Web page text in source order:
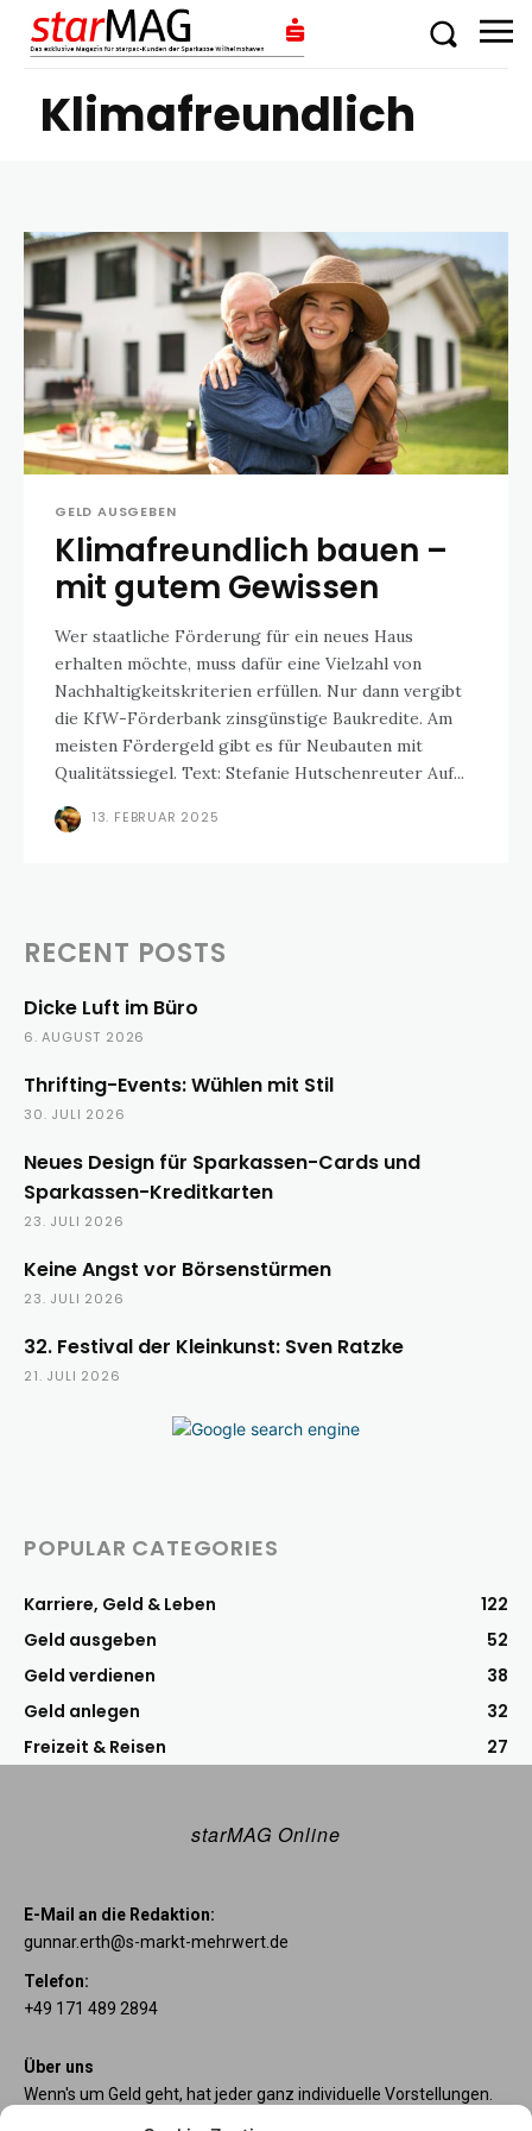
Klimafreundlich
GELD AUSGEBEN
Klimafreundlich bauen –
mit gutem Gewissen
Wer staatliche Förderung für ein neues Haus
erhalten möchte, muss dafür eine Vielzahl von
Nachhaltigkeitskriterien erfüllen. Nur dann vergibt
die KfW-Förderbank zinsgünstige Baukredite. Am
meisten Fördergeld gibt es für Neubauten mit
Qualitätssiegel. Text: Stefanie Hutschenreuter Auf...
13. FEBRUAR 2025
RECENT POSTS
Dicke Luft im Büro
6. AUGUST 2026
Thrifting-Events: Wühlen mit Stil
30. JULI 2026
Neues Design für Sparkassen-Cards und
Sparkassen-Kreditkarten
23. JULI 2026
Keine Angst vor Börsenstürmen
23. JULI 2026
32. Festival der Kleinkunst: Sven Ratzke
21. JULI 2026
POPULAR CATEGORIES
Karriere, Geld & Leben
122
Geld ausgeben
52
Geld verdienen
38
Geld anlegen
32
Freizeit & Reisen
27
starMAG Online
E-Mail an die Redaktion:
gunnar.erth@s-markt-mehrwert.de
Telefon:
+49 171 489 2894
Über uns
Wenn's um Geld geht, hat jeder ganz individuelle Vorstellungen.